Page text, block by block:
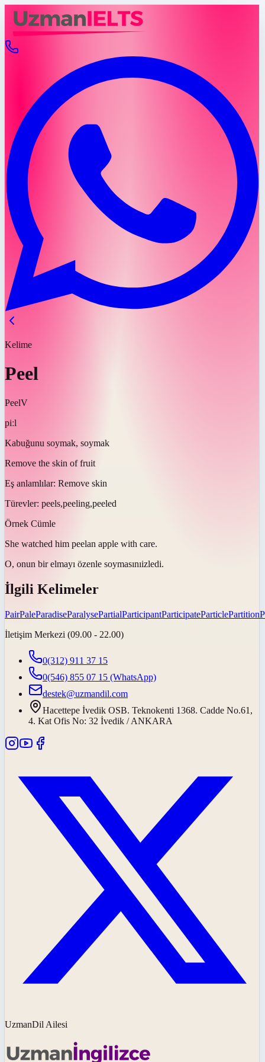
Kelime
Peel
PeelV
piːl
Kabuğunu soymak, soymak
Remove the skin of fruit
Eş anlamlılar: Remove skin
Türevler: peels,peeling,peeled
Örnek Cümle
She watched him peelan apple with care.
O, onun bir elmayı özenle soymasınıizledi.
İlgili Kelimeler
PairPaleParadiseParalysePartialParticipantParticipateParticlePartition
İletişim Merkezi (09.00 - 22.00)
0(312) 911 37 15
0(546) 855 07 15 (WhatsApp)
destek@uzmandil.com
Hacettepe İvedik OSB. Teknokenti 1368. Cadde No.61,
4. Kat Ofis No: 32 İvedik / ANKARA
UzmanDil Ailesi